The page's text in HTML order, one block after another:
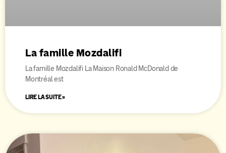
La famille Mozdalifi
La famille Mozdalifi La Maison Ronald McDonald de
Montréal est
LIRE LA SUITE »